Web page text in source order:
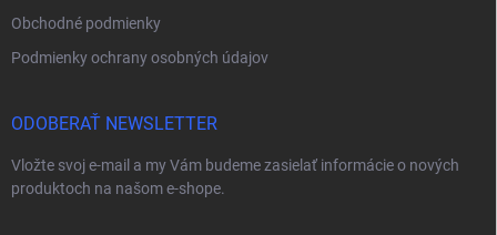
Obchodné podmienky
Podmienky ochrany osobných údajov
ODOBERAŤ NEWSLETTER
Vložte svoj e-mail a my Vám budeme zasielať informácie o nových
produktoch na našom e-shope.